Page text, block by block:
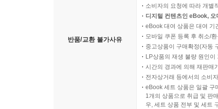
반품/교환 불가사유
소비자의 요청에 따라 개별
디지털 컨텐츠인 eBook,
eBook 대여 상품은 대여 기
모바일 쿠폰 등록 후 취소/
중고상품이 구매확정(자동
LP상품의 재생 불량 원인
시간의 경과에 의해 재판매
전자상거래 등에서의 소비
eBook 세트 상품은 일괄 구
1개의 상품으로 취급 및 판
우, 세트 상품 전부 및 세트